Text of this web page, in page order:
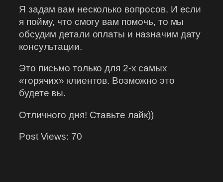
Я задам вам несколько вопросов. И если
я пойму, что смогу вам помочь, то мы
обсудим детали оплаты и назначим дату
консультации.
Это письмо только для 2-х самых
«горячих» клиентов. Возможно это
будете вы.
Отличного дня! Ставьте лайк))
Post Views: 70